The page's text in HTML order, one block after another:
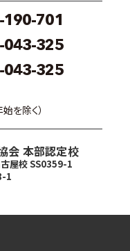
701
043-325
043-325
を除く）
会 本部認定校
屋校 SS0359-1
1